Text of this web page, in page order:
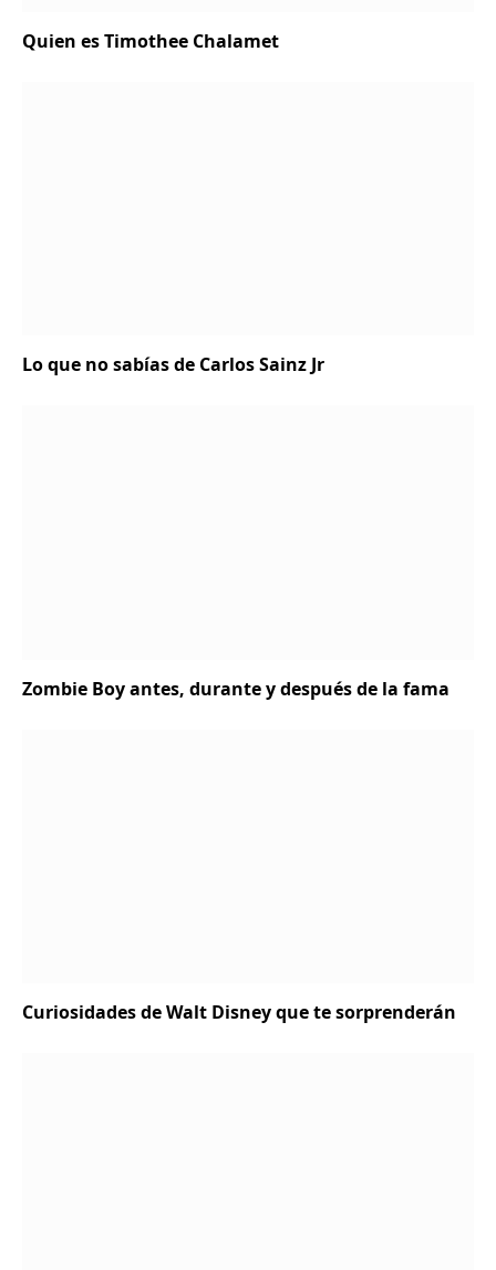
Quien es Timothee Chalamet
Lo que no sabías de Carlos Sainz Jr
Zombie Boy antes, durante y después de la fama
Curiosidades de Walt Disney que te sorprenderán